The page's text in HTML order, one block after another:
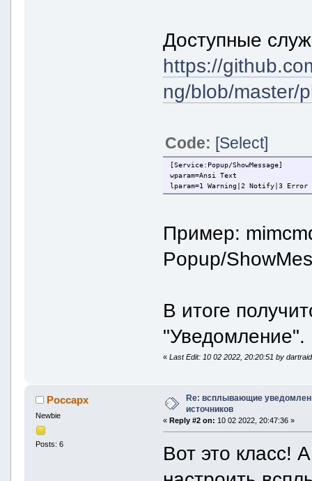
Доступные
https://
ng/blob/master/
Code: [Select]
[Service:Popup/ShowMessage]
wparam=Ansi Text
lparam=1 Warning|2 Notify|3 Error
Пример:
Popup/
В итоге
"Уведомление".
«Last Edit: 10 02 2022, 20:20:51 by
Россарх
Newbie
Posts: 6
Re: всплывающие
источников
« Reply #2 on: 10 02 2022, 20:47:36 »
Вот это класс!